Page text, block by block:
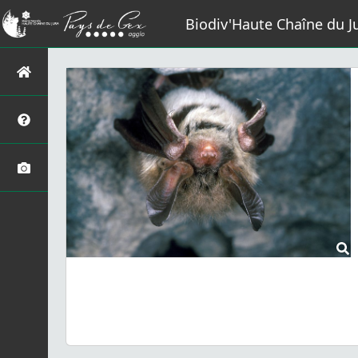
Biodiv'Haute Chaîne du